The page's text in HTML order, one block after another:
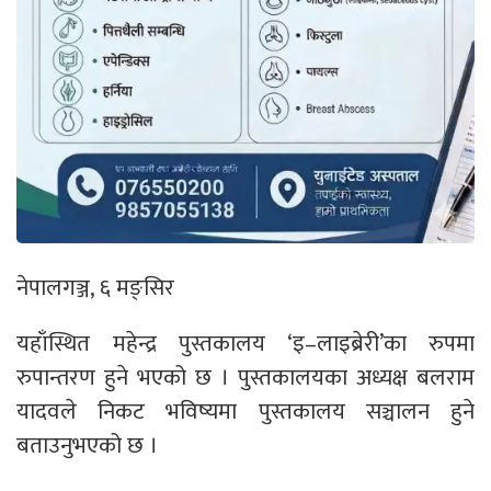
नेपालगञ्ज, ६ मङ्सिर
यहाँस्थित महेन्द्र पुस्तकालय ‘इ–लाइब्रेरी’का रुपमा
रुपान्तरण हुने भएको छ । पुस्तकालयका अध्यक्ष बलराम
यादवले निकट भविष्यमा पुस्तकालय सञ्चालन हुने
बताउनुभएको छ ।